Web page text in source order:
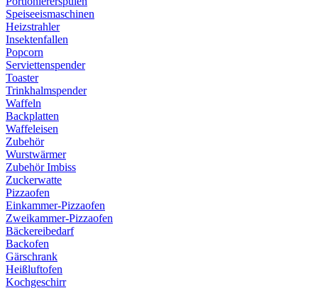
Speiseeismaschinen
Heizstrahler
Insektenfallen
Popcorn
Serviettenspender
Toaster
Trinkhalmspender
Waffeln
Backplatten
Waffeleisen
Zubehör
Wurstwärmer
Zubehör Imbiss
Zuckerwatte
Pizzaofen
Einkammer-Pizzaofen
Zweikammer-Pizzaofen
Bäckereibedarf
Backofen
Gärschrank
Heißluftofen
Kochgeschirr